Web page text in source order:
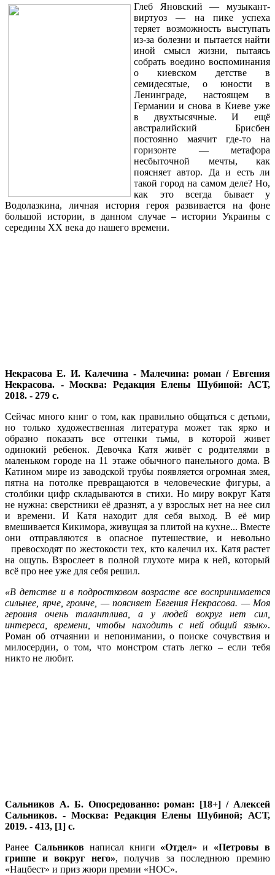
Глеб Яновский — музыкант-
виртуоз — на пике успеха
теряет возможность выступать
из-за болезни и пытается найти
иной смысл жизни, пытаясь
собрать воедино воспоминания
о киевском детстве в
семидесятые, о юности в
Ленинграде, настоящем в
Германии и снова в Киеве уже
в двухтысячные. И ещё
австралийский Брисбен
постоянно маячит где-то на
горизонте — метафора
несбыточной мечты, как
поясняет автор. Да и есть ли
такой город на самом деле? Но,
как это всегда бывает у
Водолазкина, личная история героя развивается на фоне
большой истории, в данном случае – истории Украины с
середины ХХ века до нашего времени.
Некрасова Е. И. Калечина - Малечина: роман / Евгения
Некрасова. - Москва: Редакция Елены Шубиной: АСТ,
2018. - 279 с.
Сейчас много книг о том, как правильно общаться с детьми,
но только художественная литература может так ярко и
образно показать все оттенки тьмы, в которой живет
одинокий ребенок. Девочка Катя живёт с родителями в
маленьком городе на 11 этаже обычного панельного дома. В
Катином мире из заводской трубы появляется огромная змея,
пятна на потолке превращаются в человеческие фигуры, а
столбики цифр складываются в стихи. Но миру вокруг Катя
не нужна: сверстники её дразнят, а у взрослых нет на нее сил
и времени. И Катя находит для себя выход. В её мир
вмешивается Кикимора, живущая за плитой на кухне... Вместе
они отправляются в опасное путешествие, и невольно
превосходят по жестокости тех, кто калечил их. Катя растет
на ощупь. Взрослеет в полной глухоте мира к ней, который
всё про нее уже для себя решил.
«В детстве и в подростковом возрасте все воспринимается
сильнее, ярче, громче, — поясняет Евгения Некрасова. — Моя
героиня очень талантлива, а у людей вокруг нет сил,
интереса, времени, чтобы находить с ней общий язык».
Роман об отчаянии и непонимании, о поиске сочувствия и
милосердии, о том, что монстром стать легко – если тебя
никто не любит.
Сальников А. Б. Опосредованно: роман: [18+] / Алексей
Сальников. - Москва: Редакция Елены Шубиной; АСТ,
2019. - 413, [1] с.
Ранее Сальниковнаписал книги «Отдел» и «Петровы в
гриппе и вокруг него», получив за последнюю премию
«Нацбест» и приз жюри премии «НОС».